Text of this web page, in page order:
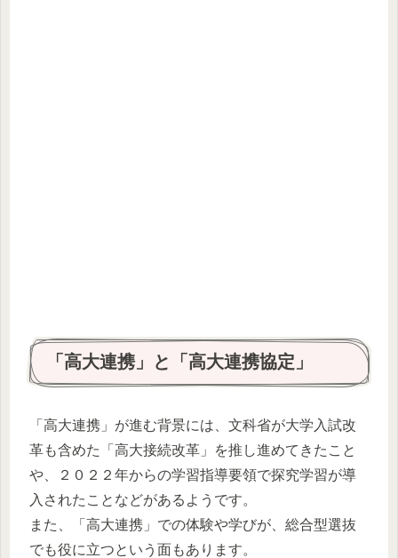
「高大連携」と「高大連携協定」
「高大連携」が進む背景には、文科省が大学入試改
革も含めた「高大接続改革」を推し進めてきたこと
や、２０２２年からの学習指導要領で探究学習が導
入されたことなどがあるようです。
また、「高大連携」での体験や学びが、総合型選抜
でも役に立つという面もあります。